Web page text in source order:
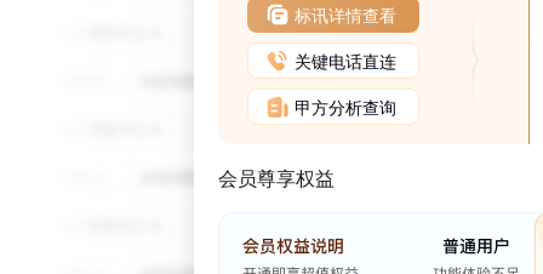
标讯详情查看
关键电话直连
甲方分析查询
会员尊享权益